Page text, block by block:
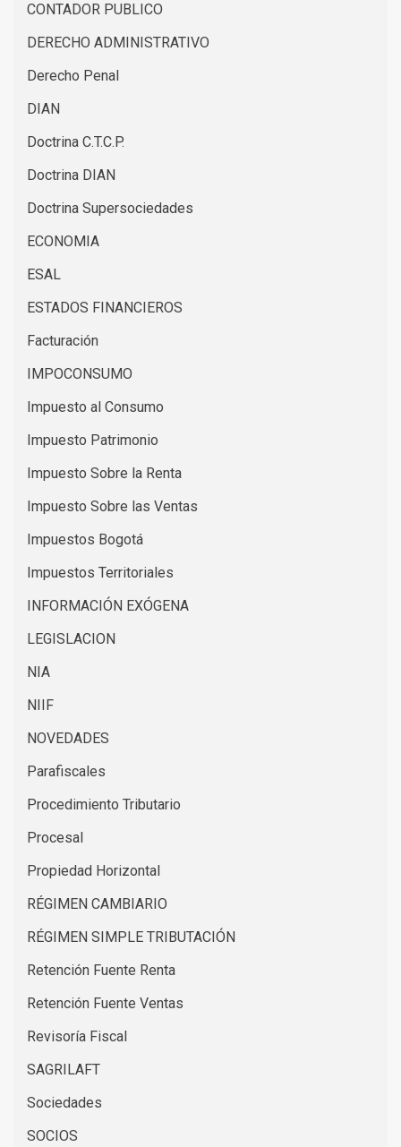
CONTADOR PUBLICO
DERECHO ADMINISTRATIVO
Derecho Penal
DIAN
Doctrina C.T.C.P.
Doctrina DIAN
Doctrina Supersociedades
ECONOMIA
ESAL
ESTADOS FINANCIEROS
Facturación
IMPOCONSUMO
Impuesto al Consumo
Impuesto Patrimonio
Impuesto Sobre la Renta
Impuesto Sobre las Ventas
Impuestos Bogotá
Impuestos Territoriales
INFORMACIÓN EXÓGENA
LEGISLACION
NIA
NIIF
NOVEDADES
Parafiscales
Procedimiento Tributario
Procesal
Propiedad Horizontal
RÉGIMEN CAMBIARIO
RÉGIMEN SIMPLE TRIBUTACIÓN
Retención Fuente Renta
Retención Fuente Ventas
Revisoría Fiscal
SAGRILAFT
Sociedades
SOCIOS